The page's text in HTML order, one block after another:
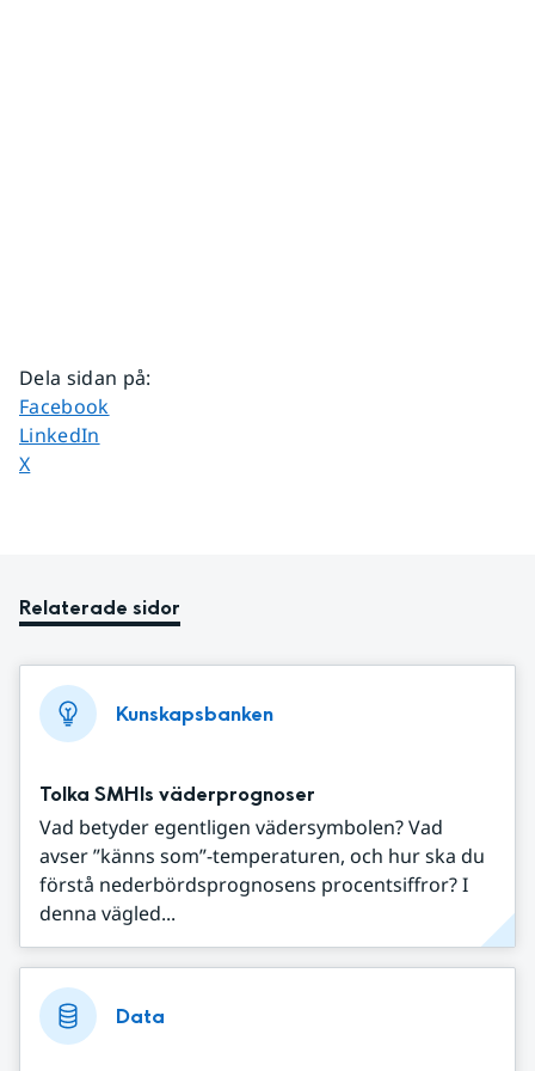
Dela sidan på:
Dela sidan på
Facebook
Dela sidan på
LinkedIn
Dela sidan på
X
Relaterade sidor
Kunskapsbanken
Tolka SMHIs väderprognoser
Vad betyder egentligen vädersymbolen? Vad
avser ”känns som”-temperaturen, och hur ska du
förstå nederbördsprognosens procentsiffror? I
denna vägled...
Data